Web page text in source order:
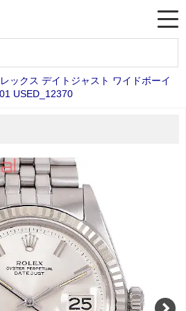
ックス デイトジャスト ワイドボーイ
USED_12370